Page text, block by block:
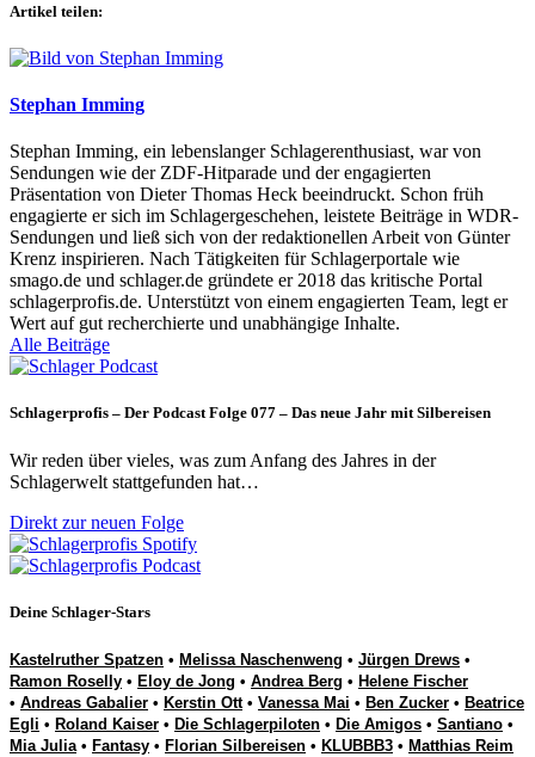
Artikel teilen:
Stephan Imming
Stephan Imming, ein lebenslanger Schlagerenthusiast, war von
Sendungen wie der ZDF-Hitparade und der engagierten
Präsentation von Dieter Thomas Heck beeindruckt. Schon früh
engagierte er sich im Schlagergeschehen, leistete Beiträge in WDR-
Sendungen und ließ sich von der redaktionellen Arbeit von Günter
Krenz inspirieren. Nach Tätigkeiten für Schlagerportale wie
smago.de und schlager.de gründete er 2018 das kritische Portal
schlagerprofis.de. Unterstützt von einem engagierten Team, legt er
Wert auf gut recherchierte und unabhängige Inhalte.
Alle Beiträge
Schlagerprofis – Der Podcast Folge 077 – Das neue Jahr mit Silbereisen
Wir reden über vieles, was zum Anfang des Jahres in der
Schlagerwelt stattgefunden hat…
Direkt zur neuen Folge
Deine Schlager-Stars
Kastelruther Spatzen • Melissa Naschenweng • Jürgen Drews •
Ramon Roselly • Eloy de Jong • Andrea Berg • Helene Fischer
• Andreas Gabalier • Kerstin Ott• Vanessa Mai • Ben Zucker • Beatrice
Egli • Roland Kaiser • Die Schlagerpiloten • Die Amigos • Santiano •
Mia Julia• Fantasy • Florian Silbereisen • KLUBBB3 • Matthias Reim